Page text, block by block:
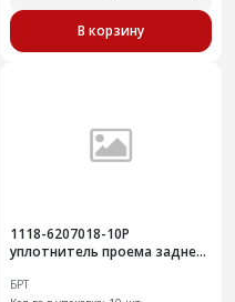
В корзину
1118-6207018-10Р
уплотнитель проема задней
БРТ